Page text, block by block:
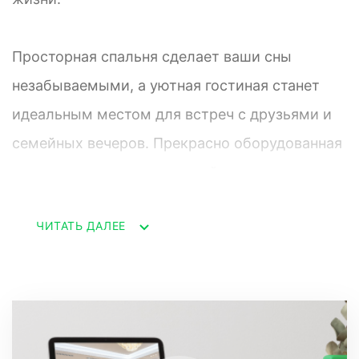
Просторная спальня сделает ваши сны
незабываемыми, а уютная гостиная станет
идеальным местом для встреч с друзьями и
семейных вечеров. Прекрасно оборудованная
Благодаря гардеробной вы сможете удобно
делался с любовью и
ЧИТАТЬ ДАЛЕЕ